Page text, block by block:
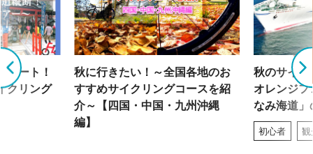
ルート！
クリング
秋に行きたい！～全国各地のお
すすめサイクリングコースを紹
介～【四国・中国・九州沖縄
編】
秋のサイク
オレンジ
なみ海道」
初心者 観